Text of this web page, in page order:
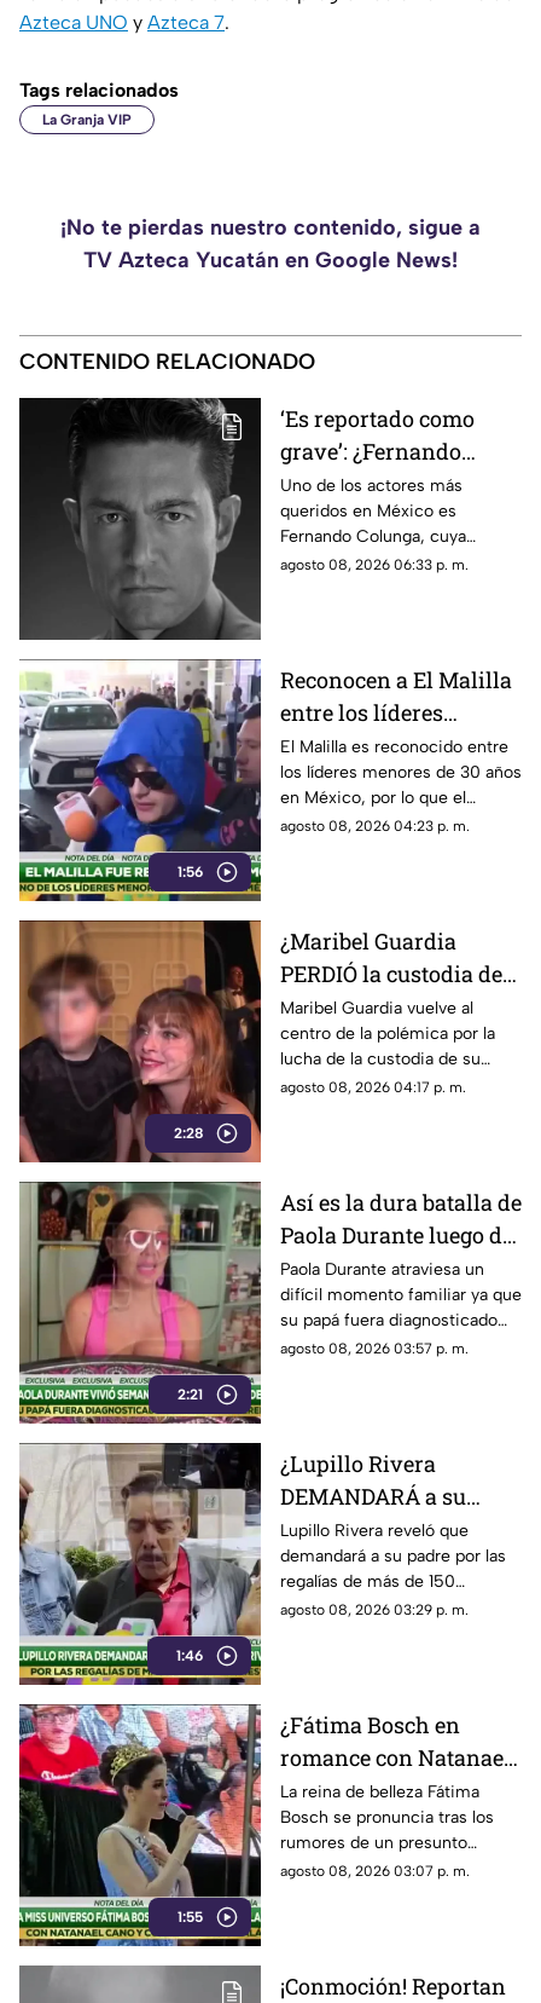
Azteca UNO y Azteca 7.
Tags relacionados
La Granja VIP
¡No te pierdas nuestro contenido, sigue a
TV Azteca Yucatán en Google News!
CONTENIDO RELACIONADO
‘Es reportado como
grave’: ¿Fernando
Colunga murió? VIDEO
sobre su presunto
fallecimiento se vuelve
viral
Uno de los actores más
queridos en México es
Fernando Colunga, cuya
presunta muerte circula en
agosto 08, 2026 06:33 p. m.
1:56
Reconocen a El Malilla
entre los líderes
menores de 30 años en
México y así lo celebró
El Malilla es reconocido entre
los líderes menores de 30 años
en México, por lo que el
cantante celebra este logro y
agosto 08, 2026 04:23 p. m.
2:28
¿Maribel Guardia
PERDIÓ la custodia de
su nieto? Esto es lo que
se sabe
Maribel Guardia vuelve al
centro de la polémica por la
lucha de la custodia de su
nieto José Julián; esto es lo
agosto 08, 2026 04:17 p. m.
2:21
Así es la dura batalla de
Paola Durante luego de
que su papá fuera
diagnosticado con un
tumor cerebral
Paola Durante atraviesa un
difícil momento familiar ya que
su papá fuera diagnosticado
con un tumor cerebral, lo cual
agosto 08, 2026 03:57 p. m.
1:46
¿Lupillo Rivera
DEMANDARÁ a su
padre por regalías de
más de 150 canciones?
Esto es lo que se sabe
Lupillo Rivera reveló que
demandará a su padre por las
regalías de más de 150
canciones, lo cual podría
agosto 08, 2026 03:29 p. m.
1:55
¿Fátima Bosch en
romance con Natanael
Cano? La reina de
belleza rompe el
silencio
La reina de belleza Fátima
Bosch se pronuncia tras los
rumores de un presunto
romance con Natanael Cano,
agosto 08, 2026 03:07 p. m.
¡Conmoción! Reportan